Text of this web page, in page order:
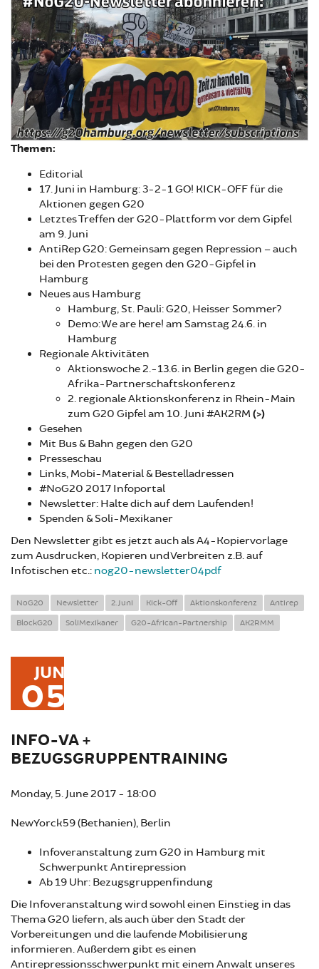
Themen:
Editorial
17. Juni in Hamburg: 3-2-1 GO! KICK-OFF für die
Aktionen gegen G20
Letztes Treffen der G20-Plattform vor dem Gipfel
am 9. Juni
AntiRep G20: Gemeinsam gegen Repression – auch
bei den Protesten gegen den G20-Gipfel in
Hamburg
Neues aus Hamburg
Hamburg, St. Pauli: G20, Heisser Sommer?
Demo: We are here! am Samstag 24.6. in
Hamburg
Regionale Aktivitäten
Aktionswoche 2.-13.6. in Berlin gegen die G20-
Afrika-Partnerschaftskonferenz
2. regionale Aktionskonferenz in Rhein-Main
zum G20 Gipfel am 10. Juni #AK2RM (>)
Gesehen
Mit Bus & Bahn gegen den G20
Presseschau
Links, Mobi-Material & Bestelladressen
#NoG20 2017 Infoportal
Newsletter: Halte dich auf dem Laufenden!
Spenden & Soli-Mexikaner
Den Newsletter gibt es jetzt auch als A4-Kopiervorlage
zum Ausdrucken, Kopieren und Verbreiten z.B. auf
Infotischen etc.: nog20-newsletter04pdf
NoG20 Newsletter 2. Juni Kick-Off Aktionskonferenz Antirep
BlockG20 SoliMexikaner G20-African-Partnership AK2RMM
JUN
05
INFO-VA +
BEZUGSGRUPPENTRAINING
Monday, 5. June 2017 - 18:00
NewYorck59 (Bethanien), Berlin
Infoveranstaltung zum G20 in Hamburg mit
Schwerpunkt Antirepression
Ab 19 Uhr: Bezugsgruppenfindung
Die Infoveranstaltung wird sowohl einen Einstieg in das
Thema G20 liefern, als auch über den Stadt der
Vorbereitungen und die laufende Mobilisierung
informieren. Außerdem gibt es einen
Antirepressionsschwerpunkt mit einem Anwalt unseres